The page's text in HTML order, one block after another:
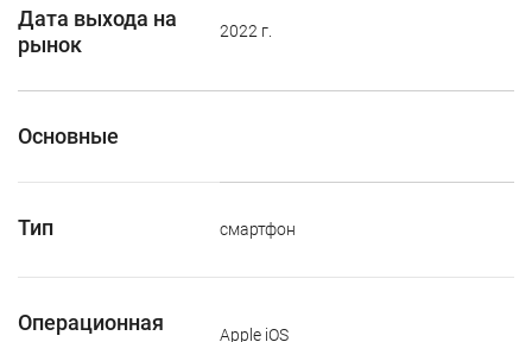
Дата выхода на
рынок
2022 г.
Основные
Тип смартфон
Операционная
Apple iOS